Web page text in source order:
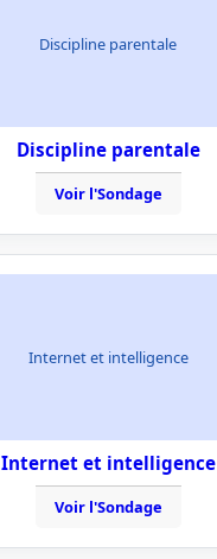
Discipline parentale
Discipline parentale
Voir l'Sondage
Internet et intelligence
Internet et intelligence
Voir l'Sondage